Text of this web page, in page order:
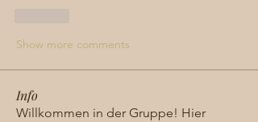
Show more comments
Info
Willkommen in der Gruppe! Hier